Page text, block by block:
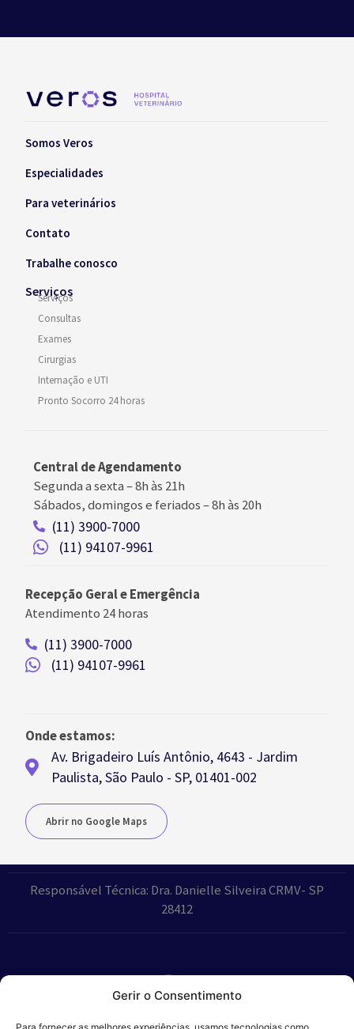
Gerir o Consentimento
Somos Veros
Especialidades
Para veterinários
Contato
Trabalhe conosco
Serviços
Serviços
Consultas
Exames
Cirurgias
Internação e UTI
Pronto Socorro 24 horas
Central de Agendamento
Segunda a sexta –8h às 21h
Sábados, domingos e feriados–8h às 20h
(11) 3900-7000
(11) 94107-9961
Recepção Geral e Emergência
Atendimento 24 horas
(11) 3900-7000
(11) 94107-9961
Onde estamos:
Av. Brigadeiro Luís Antônio, 4643 - Jardim
Paulista, São Paulo - SP, 01401-002
Abrir no Google Maps
Responsável Técnica: Dra. Danielle Silveira CRMV- SP
28412
Parceiros: